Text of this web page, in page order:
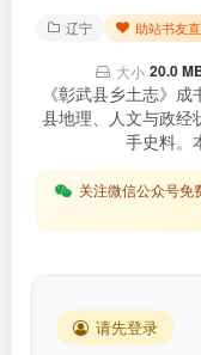
辽宁 助站书友
大小 20.0
《彰武县乡土志》
县地理、人文与政经
手史料。
关注微信公众号免
请先登录